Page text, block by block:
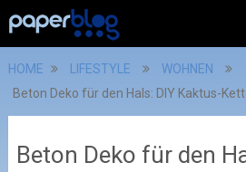
HOME LIFESTYLE
WOHNEN
Beton Deko für den Hals: DIY Kaktus-
Beton Deko für den